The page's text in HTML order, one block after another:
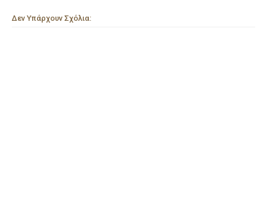
Δεν Υπάρχουν Σχόλια: